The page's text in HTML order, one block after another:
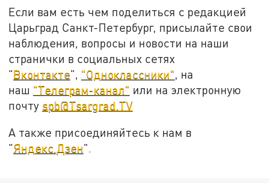
Если вам есть чем поделиться с редакцией
Царьград Санкт-Петербург, присылайте свои
наблюдения, вопросы и новости на наши
странички в социальных сетях
"Вконтакте", "Одноклассники", на
наш "Телеграм-канал" или на электронную
почту spb@Tsargrad.TV
А также присоединяйтесь к нам в
"Яндекс.Дзен".